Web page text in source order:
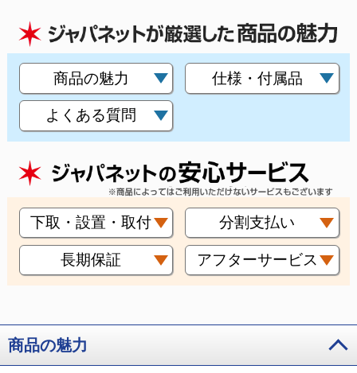
商品の魅力 仕様・付属品
よくある質問
下取・設置・取付 分割支払い
長期保証 アフターサービス
商品の魅力